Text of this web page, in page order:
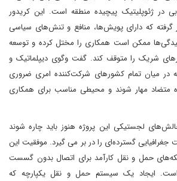
در ژئوپلیتیک پیچیده منطقه است. این کریدور
گرفته که دارای پویش‌ها، منافع و تنش‌های سیاسی
ممکن است همکاری را مختل کرده و توسعه
شریک را متوقف کند. گفت وگوی دیپلماتیک و
میان تمام کشورهای شرکت‌کننده امری ضروری
متضاد مهار ‌شوند و محیطی مناسب برای همکاری
لجستیکی این پروژه هنوز باید چاره شوند
جغرافیایی گسترده‌ای را در بر می گیرد. موفقیت این
حمل و نقل کارآمد برای اتصال بدون گسست
ایجاد یک سیستم حمل و نقل یکپارچه که